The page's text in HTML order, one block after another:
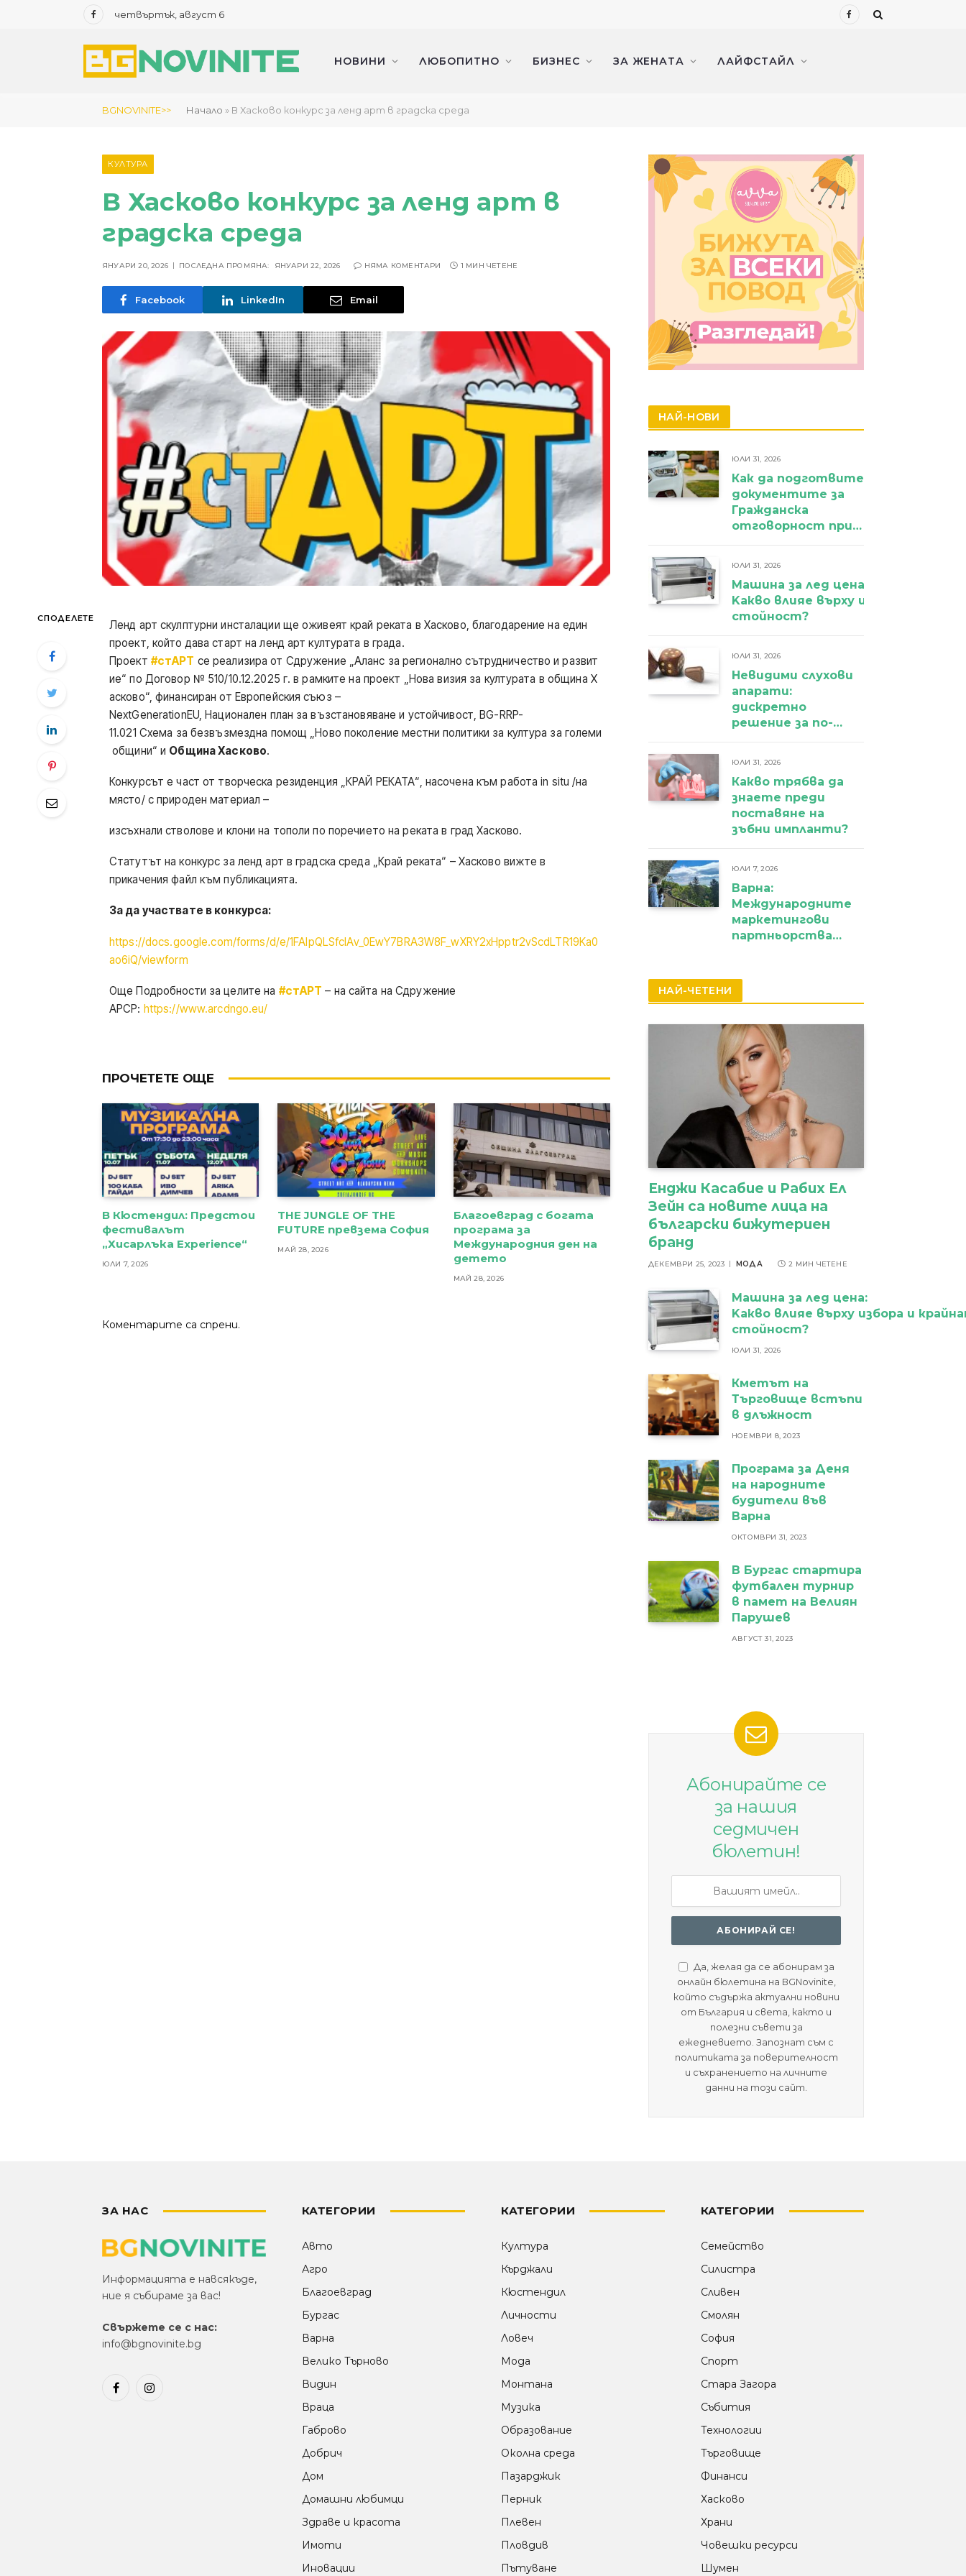
Facebook
четвъртък, август 6 Facebook
НОВИНИ ЛЮБОПИТНО БИЗНЕС ЗА ЖЕНАТА ЛАЙФСТАЙЛ
BGNOVINITE>> Начало » В Хасково конкурс за ленд арт в градска среда
КУЛТУРА
В Хасково конкурс за ленд арт в
градска среда
ЯНУАРИ 20, 2026 ПОСЛЕДНА ПРОМЯНА: ЯНУАРИ 22, 2026 НЯМА КОМЕНТАРИ 1 МИН ЧЕТЕНЕ
Facebook LinkedIn Email
СПОДЕЛЕТЕ
Ленд арт скулптурни инсталации ще оживеят край реката в Хасково, благодарение на един
проект, който дава старт на ленд арт културата в града.
Проект #стАРТ се реализира от Сдружение „Аланс за регионално сътрудничество и развит
ие“ по Договор № 510/10.12.2025 г. в рамките на проект „Нова визия за културата в община Х
асково“, финансиран от Европейския съюз –
NextGenerationEU, Национален план за възстановяване и устойчивост, BG-RRP-
11.021 Схема за безвъзмездна помощ „Ново поколение местни политики за култура за големи
общини“ и ОбщинаХасково.
Конкурсът е част от творческа резиденция „КРАЙ РЕКАТА“, насочена към работа in situ /на
място/ с природен материал –
изсъхнали стволове и клони на тополи по поречието на реката в град Хасково.
Статутът на конкурс за ленд арт в градска среда „Край реката“ – Хасково вижте в
прикачения файл към публикацията.
За да участвате в конкурса:
https://docs.google.com/forms/d/e/1FAIpQLSfclAv_0EwY7BRA3W8F_wXRY2xHpptr2vScdLTR19Ka0
ao6iQ/viewform
Още Подробности за целите на #стАРТ – на сайта на Сдружение
АРСР: https://www.arcdngo.eu/
ПРОЧЕТЕТЕ ОЩЕ
В Кюстендил: Предстои
фестивалът
„Хисарлъка Experience“
ЮЛИ 7, 2026
THE JUNGLE OF THE
FUTURE превзема София
МАЙ 28, 2026
Благоевград с богата
програма за
Международния ден на
детето
МАЙ 28, 2026
Коментарите са спрени.
НАЙ-НОВИ
ЮЛИ 31, 2026
Как да подготвите
документите за
Гражданска
отговорност при
ЮЛИ 31, 2026
Машина за лед цена:
Kакво влияе върху избора и
стойност?
ЮЛИ 31, 2026
Невидими слухови
апарати:
дискретно
решение за по-
ЮЛИ 31, 2026
Какво трябва да
знаете преди
поставяне на
зъбни импланти?
ЮЛИ 7, 2026
Варна:
Международните
маркетингови
партньорства
НАЙ-ЧЕТЕНИ
Енджи Касабие и Рабих Ел
Зейн са новите лица на
български бижутериен
бранд
ДЕКЕМВРИ 25, 2023 МОДА 2 МИН ЧЕТЕНЕ
Машина за лед цена:
Kакво влияе върху избора и
стойност?
ЮЛИ 31, 2026
Кметът на
Търговище встъпи
в длъжност
НОЕМВРИ 8, 2023
Програма за Деня
на народните
будители във
Варна
ОКТОМВРИ 31, 2023
В Бургас стартира
футбален турнир
в памет на Велиян
Парушев
АВГУСТ 31, 2023
Абонирайте се
за нашия
седмичен
бюлетин!
Да, желая да се абонирам за
онлайн бюлетина на BGNovinite,
който съдържа актуални новини
от България и света, както и
полезни съвети за
ежедневието. Запознат съм с
политиката за поверителност
и съхранението на личните
данни на този сайт.
ЗА НАС
Информацията е навсякъде,
ние я събираме за вас!
Свържете се с нас:
info@bgnovinite.bg
FacebookInstagram
КАТЕГОРИИ
Авто
Агро
Благоевград
Бургас
Варна
Велико Търново
Видин
Враца
Габрово
Добрич
Дом
Домашни любимци
Здраве и красота
Имоти
Иновации
КАТЕГОРИИ
Култура
Кърджали
Кюстендил
Личности
Ловеч
Мода
Монтана
Музика
Образование
Околна среда
Пазарджик
Перник
Плевен
Пловдив
Пътуване
КАТЕГОРИИ
Семейство
Силистра
Сливен
Смолян
София
Спорт
Стара Загора
Събития
Технологии
Търговище
Финанси
Хасково
Храни
Човешки ресурси
Шумен